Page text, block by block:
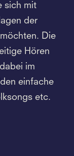
sich mit
der
Die
Hören
im
einfache
etc.